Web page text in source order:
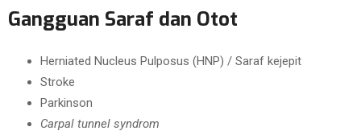
Gangguan Saraf dan Otot
Herniated Nucleus Pulposus (HNP) / Saraf kejepit
Stroke
Parkinson
Carpal tunnel syndrom